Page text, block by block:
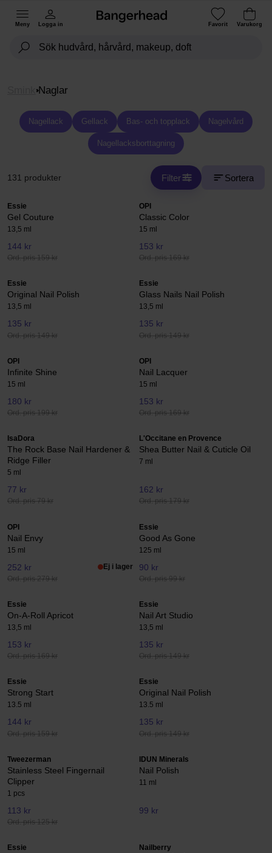
Meny Logga in Favorit Varukorg
Naglar
Nagellack Gellack Bas- och topplack Nagelvård
Nagellacksborttagning
131 produkter Filter Sortera
Essie
Gel Couture
13,5 ml
144 kr
Ord. pris 159 kr
OPI
Classic Color
15 ml
153 kr
Ord. pris 169 kr
Essie
Original Nail Polish
13,5 ml
135 kr
Ord. pris 149 kr
Essie
Glass Nails Nail Polish
13,5 ml
135 kr
Ord. pris 149 kr
OPI
Infinite Shine
15 ml
180 kr
Ord. pris 199 kr
OPI
Nail Lacquer
15 ml
153 kr
Ord. pris 169 kr
IsaDora
The Rock Base Nail Hardener &
Ridge Filler
5 ml
77 kr
Ord. pris 79 kr
L'Occitane en Provence
Shea Butter Nail & Cuticle Oil
7 ml
162 kr
Ord. pris 179 kr
OPI
Nail Envy
15 ml
252 kr
Ord. pris 279 kr
Ej i lager
Essie
Good As Gone
125 ml
90 kr
Ord. pris 99 kr
Essie
On-A-Roll Apricot
13,5 ml
153 kr
Ord. pris 169 kr
Essie
Nail Art Studio
13,5 ml
135 kr
Ord. pris 149 kr
Essie
Strong Start
13.5 ml
144 kr
Ord. pris 159 kr
Essie
Original Nail Polish
13.5 ml
135 kr
Ord. pris 149 kr
Tweezerman
Stainless Steel Fingernail
Clipper
1 pcs
113 kr
Ord. pris 125 kr
IDUN Minerals
Nail Polish
11 ml
99 kr
Essie Nailberry